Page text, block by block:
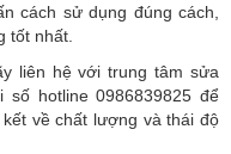
cách sử dụng đúng cách,
tốt nhất.
liên hệ với trung tâm sửa
hotline 0986839825 để
về chất lượng và thái độ